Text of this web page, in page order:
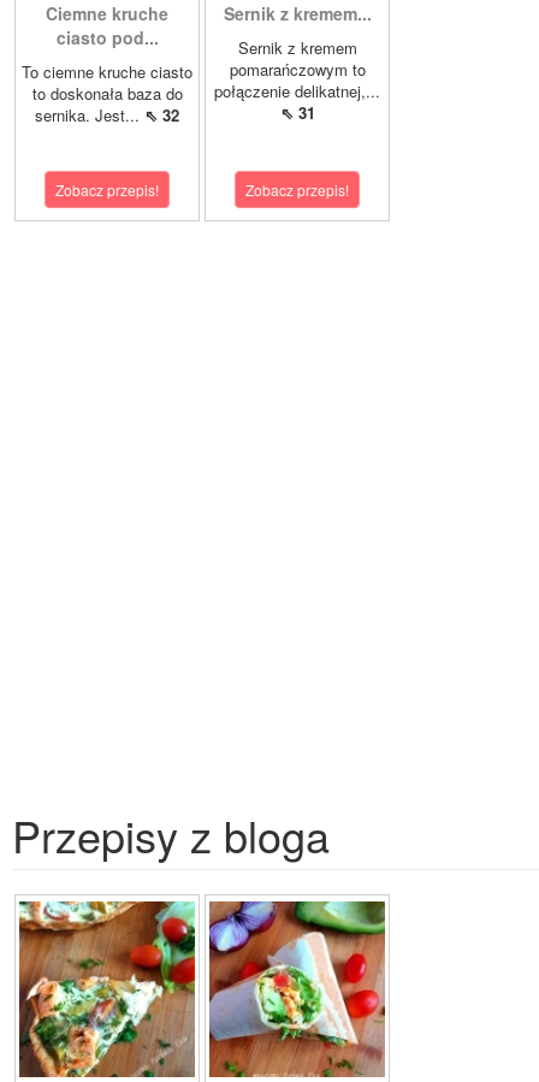
Ciemne kruche
ciasto pod...
To ciemne kruche ciasto
to doskonała baza do
sernika. Jest... ⇖ 32
Zobacz przepis!
Sernik z kremem...
Sernik z kremem
pomarańczowym to
połączenie delikatnej,...
⇖ 31
Zobacz przepis!
Przepisy z bloga